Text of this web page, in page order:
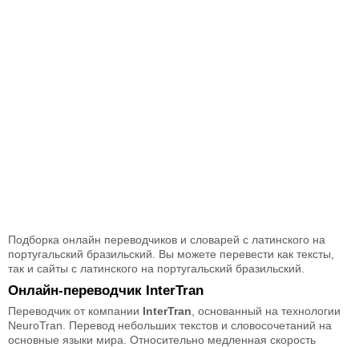
Подборка онлайн переводчиков и словарей с латинского на
португальский бразильский. Вы можете перевести как тексты,
так и сайты с латинского на португальский бразильский.
Онлайн-переводчик InterTran
Переводчик от компании InterTran , основанный на технологии
NeuroTran. Перевод небольших текстов и словосочетаний на
основные языки мира. Относительно медленная скорость